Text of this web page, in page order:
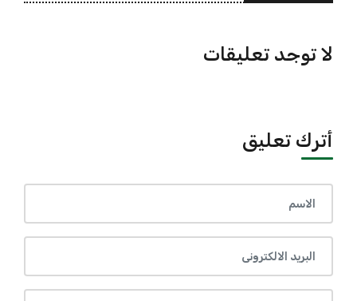
لا توجد تعليقات
أترك تعليق